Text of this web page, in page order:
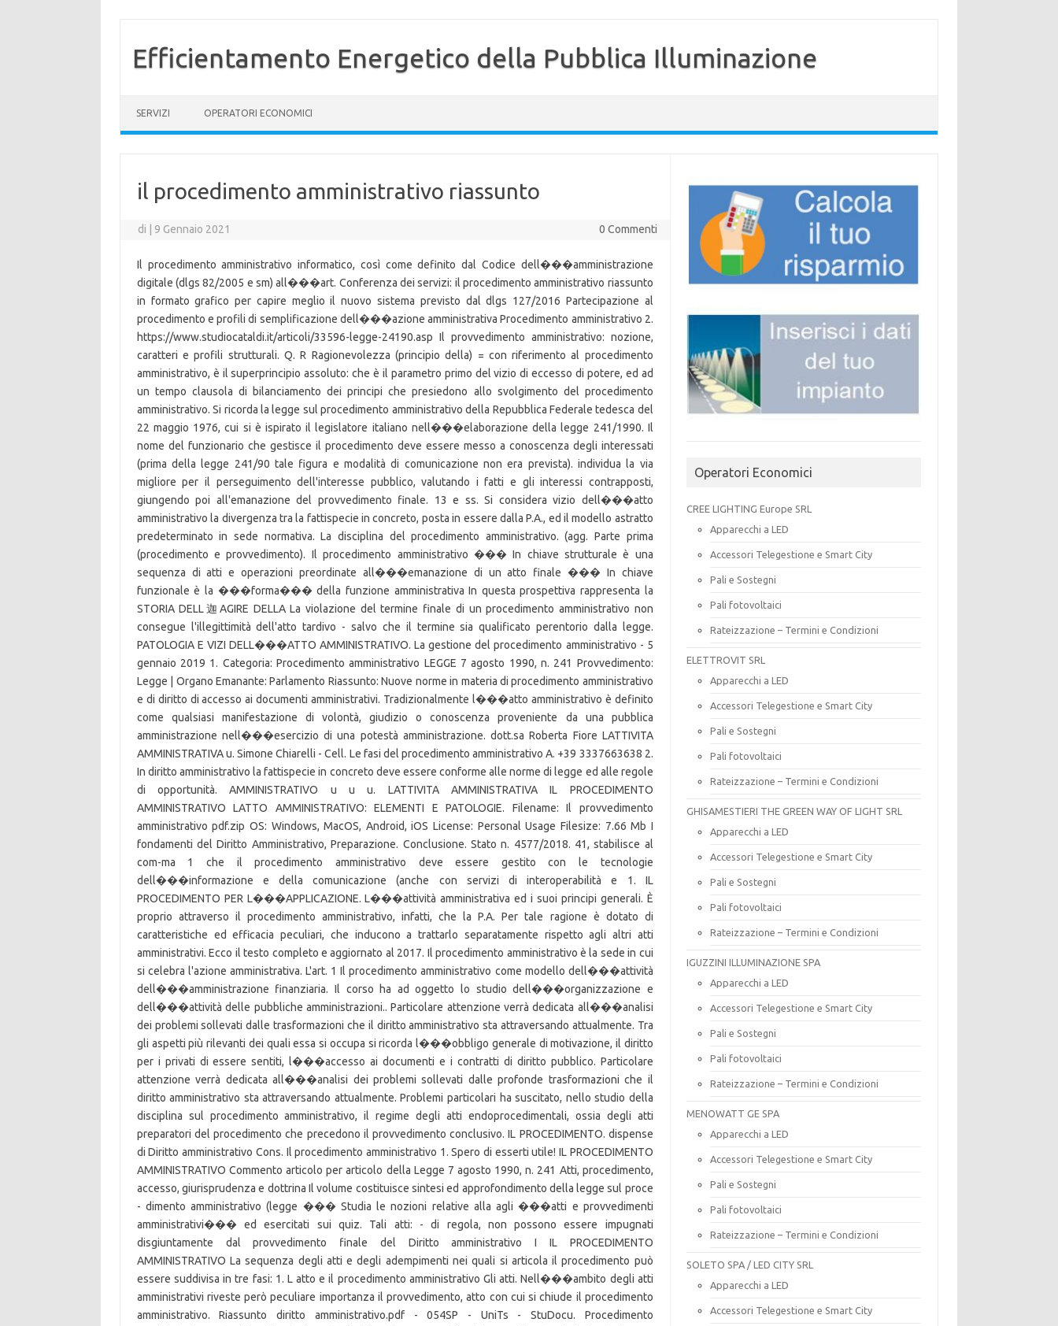
Efficientamento Energetico della Pubblica Illuminazione
SERVIZI OPERATORI ECONOMICI
il procedimento amministrativo riassunto
di 9 Gennaio 2021 0 Commenti
Il procedimento amministrativo informatico, così come definito dal Codice dell���amministrazione
digitale (dlgs 82/2005 e sm) all���art. Conferenza dei servizi: il procedimento amministrativo riassunto
in formato grafico per capire meglio il nuovo sistema previsto dal dlgs 127/2016 Partecipazione al
procedimento e profili di semplificazione dell���azione amministrativa Procedimento amministrativo 2.
https://www.studiocataldi.it/articoli/33596-legge-24190.asp Il provvedimento amministrativo: nozione,
caratteri e profili strutturali. Q. R Ragionevolezza (principio della) = con riferimento al procedimento
amministrativo, è il superprincipio assoluto: che è il parametro primo del vizio di eccesso di potere, ed ad
un tempo clausola di bilanciamento dei principi che presiedono allo svolgimento del procedimento
amministrativo. Si ricorda la legge sul procedimento amministrativo della Repubblica Federale tedesca del
22 maggio 1976, cui si è ispirato il legislatore italiano nell���elaborazione della legge 241/1990. Il
nome del funzionario che gestisce il procedimento deve essere messo a conoscenza degli interessati
(prima della legge 241/90 tale figura e modalità di comunicazione non era prevista). individua la via
migliore per il perseguimento dell'interesse pubblico, valutando i fatti e gli interessi contrapposti,
giungendo poi all'emanazione del provvedimento finale. 13 e ss. Si considera vizio dell���atto
amministrativo la divergenza tra la fattispecie in concreto, posta in essere dalla P.A., ed il modello astratto
predeterminato in sede normativa. La disciplina del procedimento amministrativo. (agg. Parte prima
(procedimento e provvedimento). Il procedimento amministrativo ��� In chiave strutturale è una
sequenza di atti e operazioni preordinate all���emanazione di un atto finale ��� In chiave
funzionale è la ���forma��� della funzione amministrativa In questa prospettiva rappresenta la
STORIA DELL迦AGIRE DELLA La violazione del termine finale di un procedimento amministrativo non
consegue l'illegittimità dell'atto tardivo - salvo che il termine sia qualificato perentorio dalla legge.
PATOLOGIA E VIZI DELL���ATTO AMMINISTRATIVO. La gestione del procedimento amministrativo - 5
gennaio 2019 1. Categoria: Procedimento amministrativo LEGGE 7 agosto 1990, n. 241 Provvedimento:
Legge | Organo Emanante: Parlamento Riassunto: Nuove norme in materia di procedimento amministrativo
e di diritto di accesso ai documenti amministrativi. Tradizionalmente l���atto amministrativo è definito
come qualsiasi manifestazione di volontà, giudizio o conoscenza proveniente da una pubblica
amministrazione nell���esercizio di una potestà amministrazione. dott.sa Roberta Fiore LATTIVITA
AMMINISTRATIVA u. Simone Chiarelli - Cell. Le fasi del procedimento amministrativo A. +39 3337663638 2.
In diritto amministrativo la fattispecie in concreto deve essere conforme alle norme di legge ed alle regole
di opportunità. AMMINISTRATIVO u u u. LATTIVITA AMMINISTRATIVA IL PROCEDIMENTO
AMMINISTRATIVO LATTO AMMINISTRATIVO: ELEMENTI E PATOLOGIE. Filename: Il provvedimento
amministrativo pdf.zip OS: Windows, MacOS, Android, iOS License: Personal Usage Filesize: 7.66 Mb I
fondamenti del Diritto Amministrativo, Preparazione. Conclusione. Stato n. 4577/2018. 41, stabilisce al
com-ma 1 che il procedimento amministrativo deve essere gestito con le tecnologie
dell���informazione e della comunicazione (anche con servizi di interoperabilità e 1. IL
PROCEDIMENTO PER L���APPLICAZIONE. L���attività amministrativa ed i suoi principi generali. È
proprio attraverso il procedimento amministrativo, infatti, che la P.A. Per tale ragione è dotato di
caratteristiche ed efficacia peculiari, che inducono a trattarlo separatamente rispetto agli altri atti
amministrativi. Ecco il testo completo e aggiornato al 2017. Il procedimento amministrativo è la sede in cui
si celebra l'azione amministrativa. L'art. 1 Il procedimento amministrativo come modello dell���attività
dell���amministrazione finanziaria. Il corso ha ad oggetto lo studio dell���organizzazione e
dell���attività delle pubbliche amministrazioni.. Particolare attenzione verrà dedicata all���analisi
dei problemi sollevati dalle trasformazioni che il diritto amministrativo sta attraversando attualmente. Tra
gli aspetti più rilevanti dei quali essa si occupa si ricorda l���obbligo generale di motivazione, il diritto
per i privati di essere sentiti, l���accesso ai documenti e i contratti di diritto pubblico. Particolare
attenzione verrà dedicata all���analisi dei problemi sollevati dalle profonde trasformazioni che il
diritto amministrativo sta attraversando attualmente. Problemi particolari ha suscitato, nello studio della
disciplina sul procedimento amministrativo, il regime degli atti endoprocedimentali, ossia degli atti
preparatori del procedimento che precedono il provvedimento conclusivo. IL PROCEDIMENTO. dispense
di Diritto amministrativo Cons. Il procedimento amministrativo 1. Spero di esserti utile! IL PROCEDIMENTO
AMMINISTRATIVO Commento articolo per articolo della Legge 7 agosto 1990, n. 241 Atti, procedimento,
accesso, giurisprudenza e dottrina Il volume costituisce sintesi ed approfondimento della legge sul proce
- dimento amministrativo (legge ��� Studia le nozioni relative alla agli ���atti e provvedimenti
amministrativi��� ed esercitati sui quiz. Tali atti: - di regola, non possono essere impugnati
disgiuntamente dal provvedimento finale del Diritto amministrativo I IL PROCEDIMENTO
AMMINISTRATIVO La sequenza degli atti e degli adempimenti nei quali si articola il procedimento può
essere suddivisa in tre fasi: 1. L atto e il procedimento amministrativo Gli atti. Nell���ambito degli atti
amministrativi riveste però peculiare importanza il provvedimento, atto con cui si chiude il procedimento
amministrativo. Riassunto diritto amministrativo.pdf - 054SP - UniTs - StuDocu. Procedimento
Operatori Economici
CREE LIGHTING Europe SRL
Apparecchi a LED
Accessori Telegestione e Smart City
Pali e Sostegni
Pali fotovoltaici
Rateizzazione – Termini e Condizioni
ELETTROVIT SRL
Apparecchi a LED
Accessori Telegestione e Smart City
Pali e Sostegni
Pali fotovoltaici
Rateizzazione – Termini e Condizioni
GHISAMESTIERI THE GREEN WAY OF LIGHT SRL
Apparecchi a LED
Accessori Telegestione e Smart City
Pali e Sostegni
Pali fotovoltaici
Rateizzazione – Termini e Condizioni
IGUZZINI ILLUMINAZIONE SPA
Apparecchi a LED
Accessori Telegestione e Smart City
Pali e Sostegni
Pali fotovoltaici
Rateizzazione – Termini e Condizioni
MENOWATT GE SPA
Apparecchi a LED
Accessori Telegestione e Smart City
Pali e Sostegni
Pali fotovoltaici
Rateizzazione – Termini e Condizioni
SOLETO SPA / LED CITY SRL
Apparecchi a LED
Accessori Telegestione e Smart City